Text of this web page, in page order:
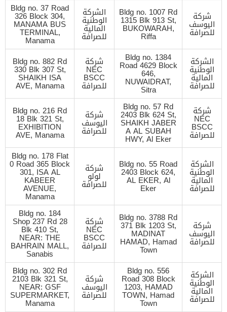
شركة
اليوسف
للصرافة
Bldg no. 1007 Rd
1315 Blk 913 St,
BUKOWARAH,
Riffa
الشركة
الوطنية
المالية
للصرافة
Bldg no. 37 Road
326 Block 304,
MANAMA BUS
TERMINAL,
Manama
الشركة
الوطنية
المالية
للصرافة
Bldg no. 1384
Road 4629 Block
646,
NUWAIDRAT,
Sitra
شركة
NEC
BSCC
للصرافة
Bldg no. 882 Rd
330 Blk 307 St,
SHAIKH ISA
AVE, Manama
شركة
NEC
BSCC
للصرافة
Bldg no. 57 Rd
2403 Blk 624 St,
SHAIKH JABER
A AL SUBAH
HWY, Al Eker
شركة
اليوسف
للصرافة
Bldg no. 216 Rd
18 Blk 321 St,
EXHIBITION
AVE, Manama
الشركة
الوطنية
المالية
للصرافة
Bldg no. 55 Road
2403 Block 624,
AL EKER, Al
Eker
شركة
لولو
للصرافة
Bldg no. 178 Flat
0 Road 365 Block
301, ISA AL
KABEER
AVENUE,
Manama
شركة
اليوسف
للصرافة
Bldg no. 3788 Rd
371 Blk 1203 St,
MADINAT
HAMAD, Hamad
Town
شركة
NEC
BSCC
للصرافة
Bldg no. 184
Shop 237 Rd 28
Blk 410 St,
NEAR: THE
BAHRAIN MALL,
Sanabis
الشركة
الوطنية
المالية
للصرافة
Bldg no. 556
Road 308 Block
1203, HAMAD
TOWN, Hamad
Town
شركة
اليوسف
للصرافة
Bldg no. 302 Rd
2103 Blk 321 St,
NEAR: GSF
SUPERMARKET,
Manama